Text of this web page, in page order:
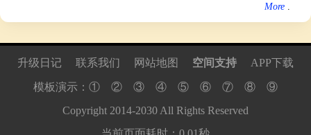
More
升级日记 联系我们 网站地图 空间支持 APP下载
模板演示： ① ② ③ ④ ⑤ ⑥ ⑦ ⑧
⑨
Copyright 2014-2030 All Rights Reserved